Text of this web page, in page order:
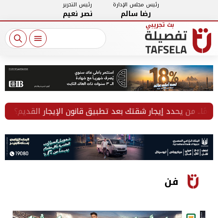
رئيس مجلس الإدارة
رضا سالم
رئيس التحرير
نصر نعيم
فن